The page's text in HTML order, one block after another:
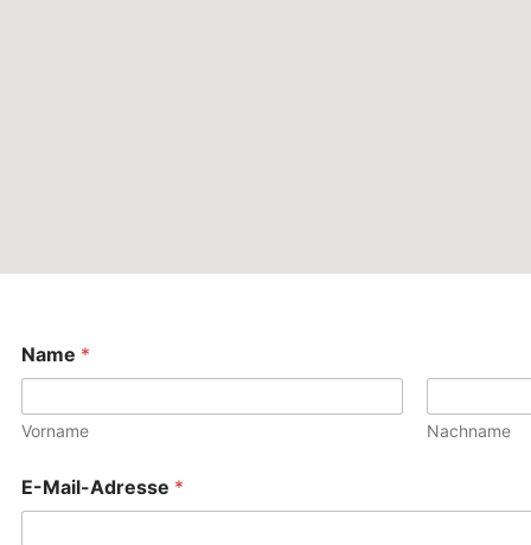
Name *
Vorname Nachname
E-Mail-Adresse *